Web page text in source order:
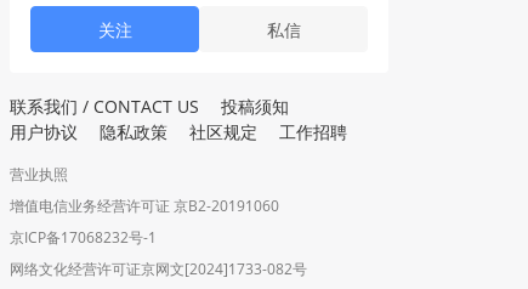
关注 私信
联系我们 / CONTACT US
投稿须知
用户协议
隐私政策 社区规定 工作招聘
营业执照
增值电信业务经营许可证 京B2-20191060
京ICP备17068232号-1
网络文化经营许可证京网文[2024]1733-082号